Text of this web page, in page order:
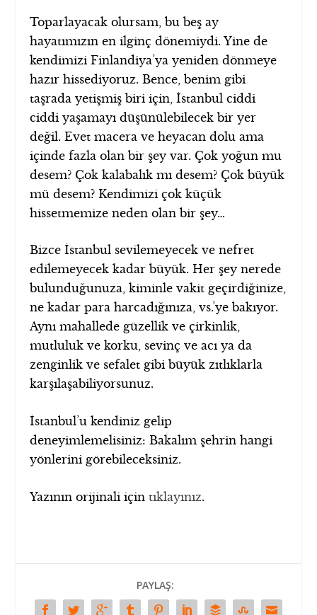
Toparlayacak olursam, bu beş ay
hayatımızın en ilginç dönemiydi. Yine de
kendimizi Finlandiya’ya yeniden dönmeye
hazır hissediyoruz. Bence, benim gibi
taşrada yetişmiş biri için, İstanbul ciddi
ciddi yaşamayı düşünülebilecek bir yer
değil. Evet macera ve heyacan dolu ama
içinde fazla olan bir şey var. Çok yoğun mu
desem? Çok kalabalık mı desem? Çok büyük
mü desem? Kendimizi çok küçük
hissetmemize neden olan bir şey…
Bizce İstanbul sevilemeyecek ve nefret
edilemeyecek kadar büyük. Her şey nerede
bulunduğunuza, kiminle vakit geçirdiğinize,
ne kadar para harcadığınıza, vs.’ye bakıyor.
Aynı mahallede güzellik ve çirkinlik,
mutluluk ve korku, sevinç ve acı ya da
zenginlik ve sefalet gibi büyük zıtlıklarla
karşılaşabiliyorsunuz.
İstanbul’u kendiniz gelip
deneyimlemelisiniz: Bakalım şehrin hangi
yönlerini görebileceksiniz.
Yazının orijinali içintıklayınız.
PAYLAŞ: